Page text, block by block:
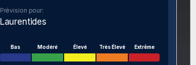
Prévision pour:
Laurentides
Bas Modéré Élevé Très Élevé Extrême